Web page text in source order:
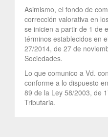
Asimismo, el fondo de
corrección valorativa en
se inicien a partir de 1 de
términos establecidos en
27/2014, de 27 de
Sociedades.
Lo que comunico a Vd.
conforme a lo dispuesto
89 de la Ley 58/2003, de
Tributaria.